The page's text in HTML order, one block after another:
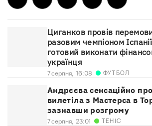
Циганков провів
разовим чемпіоном
готовий виконати
українця
7 серпня, 16:08 ФУТБОЛ
Андрєєва сенсаційно
вилетіла з Мастерса в
зазнавши розгрому
7 серпня, 23:01 ТЕНІС